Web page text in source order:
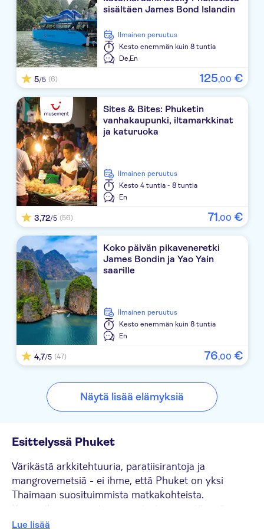
Pullman Phuket Karon Beach Resort
R-Mar Resort And Spa
Karon Princess Hotel
Mazi Design Hotel by Kalima
Orchidacea Resort
Burasari Phuket
The Lunar Patong
Best western premier bangtao - hotel's lobby
Ibis Styles Phuket City
Hilton Garden Inn Phuket Bangtao
Baramee Resortel
Homm Bliss South Beach Patong
Front Village Phuket
The Bel Air Resort & Spa Panwa
Sugar Marina Resort - ART - Karon Beach
Novotel Phuket Phokeethra
The Lantern Resorts Patong
Eden Bungalow Resort
sisältäen James Bond Islandin
Ilmainen peruutus
Kesto enemmän kuin 8 tuntia
De,En
5/5 (6) 125,00 €
Sites & Bites: Phuketin
vanhakaupunki, iltamarkkinat
ja katuruoka
Ilmainen peruutus
Kesto 4 tuntia - 8 tuntia
En
3,72/5 (56) 71,00 €
Koko päivän pikaveneretki
James Bondin ja Yao Yain
saarille
Ilmainen peruutus
Kesto enemmän kuin 8 tuntia
En
4,7/5 (47) 76,00 €
Näytä lisää elämyksiä
Esittelyssä Phuket
Värikästä arkkitehtuuria, paratiisirantoja ja
mangrovemetsiä - ei ihme, että Phuket on yksi
Thaimaan suosituimmista matkakohteista.
Kumpuilevan maastonsa ansiosta se on täynnä
näköalapaikkoja, joista avautuu eeppiset
Lue lisää